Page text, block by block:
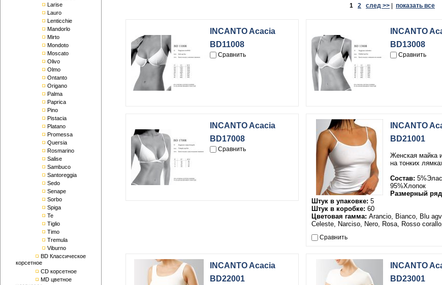
Larise
Lauro
Lenticchie
Mandorlo
Mirto
Mondoto
Moscato
Olivo
Olmo
Ontanto
Origano
Palma
Paprica
Pino
Pistacia
Platano
Promessa
Quersia
Rosmarino
Salise
Sambuco
Santoreggia
Sedo
Senape
Sorbo
Spiga
Te
Tiglio
Timo
Tremula
Viburno
BD Классическое
корсетное
CD корсетное
MD цветное
1
2 след >> показать все
INCANTO Acacia
BD11008
Сравнить
INCANTO
BD13008
Сравнить
INCANTO Acacia
BD17008
Сравнить
INCANTO
BD21001
Женская майка
на тонких
Состав:
95%Хлопок
Размерный ряд
Штук в упаковке: 5
Штук в коробке: 60
Цветовая гамма: Arancio, Bianco, Blu
Сeleste, Narciso, Nero, Rosa, Rosso
Сравнить
INCANTO Acacia
BD22001
INCANTO
BD23001